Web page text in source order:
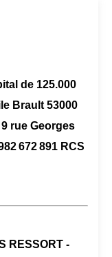
de 125.000
Brault 53000
rue Georges
672 891 RCS
RESSORT -